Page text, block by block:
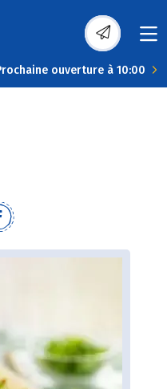
ouverture à 10:00